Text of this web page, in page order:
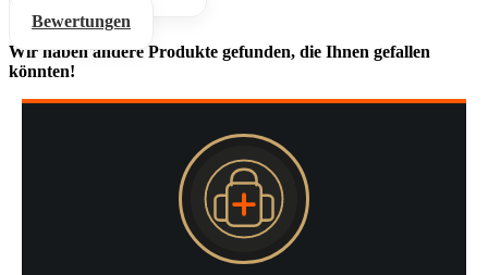
Bewertungen
Wir haben andere Produkte gefunden, die Ihnen gefallen
könnten!